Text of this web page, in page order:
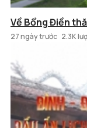
Về Bổng Điền
27 ngày trước 2.3K